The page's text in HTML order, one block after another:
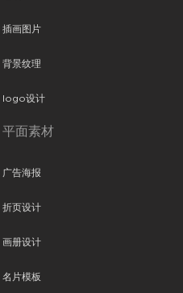
插画图片
背景纹理
logo设计
平面素材
广告海报
折页设计
画册设计
名片模板